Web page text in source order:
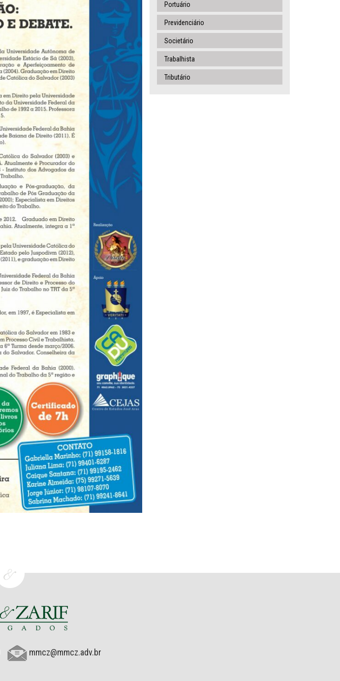
Portuário
Previdenciário
Societário
Trabalhista
Tributário
mmcz@mmcz.adv.br